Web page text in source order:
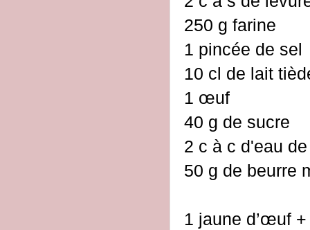
250 g farine
1 pincée de sel
10 cl de lait
1 œuf
40 g de sucre
2 c à c d'eau
50 g de beurre
1 jaune d’œuf